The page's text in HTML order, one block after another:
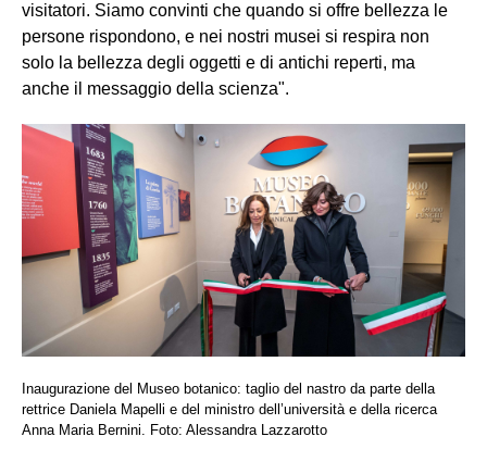
visitatori. Siamo convinti che quando si offre bellezza le
persone rispondono, e nei nostri musei si respira non
solo la bellezza degli oggetti e di antichi reperti, ma
anche il messaggio della scienza".
Inaugurazione del Museo botanico: taglio del nastro da parte della
rettrice Daniela Mapelli e del ministro dell’università e della ricerca
Anna Maria Bernini. Foto: Alessandra Lazzarotto